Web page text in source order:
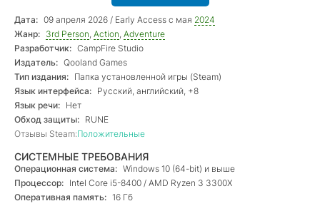
Дата: 09 апреля 2026 / Early Access с мая 2024
Жанр: 3rd Person, Action, Adventure
Разработчик: CampFire Studio
Издатель: Qooland Games
Тип издания: Папка установленной игры (Steam)
Язык интерфейса: Русский, английский, +8
Язык речи: Нет
Обход защиты: RUNE
Отзывы Steam:Положительные
СИСТЕМНЫЕ ТРЕБОВАНИЯ
Операционная система: Windows 10 (64-bit) и выше
Процессор: Intel Core i5-8400 / AMD Ryzen 3 3300X
Оперативная память: 16 Гб